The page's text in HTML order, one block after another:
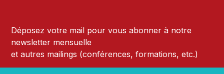
Déposez votre mail pour vous abonner à notre
newsletter mensuelle
et autres mailings (conférences, formations, etc.)